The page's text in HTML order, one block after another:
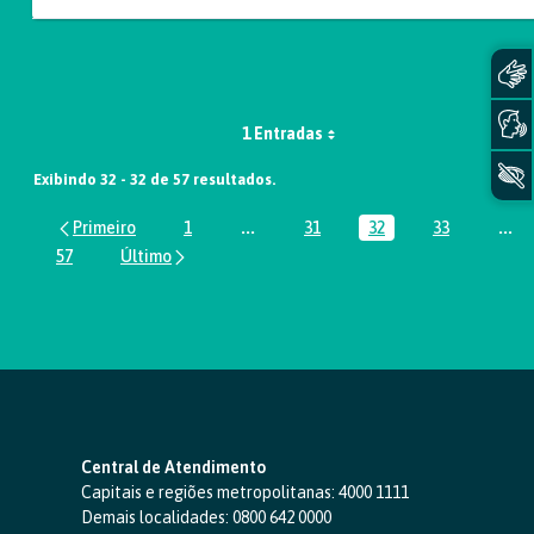
1 Entradas
Exibindo 32 - 32 de 57 resultados.
Página
1 ...Páginas intermediárias Usar ABA
Página
31 Página
32 Página
33 ...
Página
57
Central de Atendimento
Capitais e regiões metropolitanas: 4000 1111
Demais localidades: 0800 642 0000